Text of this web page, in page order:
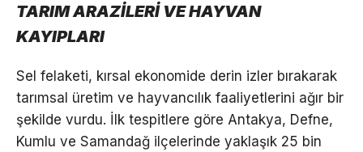
TARIM ARAZİLERİ VE HAYVAN
KAYIPLARI
Sel felaketi, kırsal ekonomide derin izler bırakarak
tarımsal üretim ve hayvancılık faaliyetlerini ağır bir
şekilde vurdu. İlk tespitlere göre Antakya, Defne,
Kumlu ve Samandağ ilçelerinde yaklaşık 25 bin